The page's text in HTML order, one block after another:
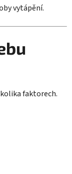
vytápění.
faktorech.